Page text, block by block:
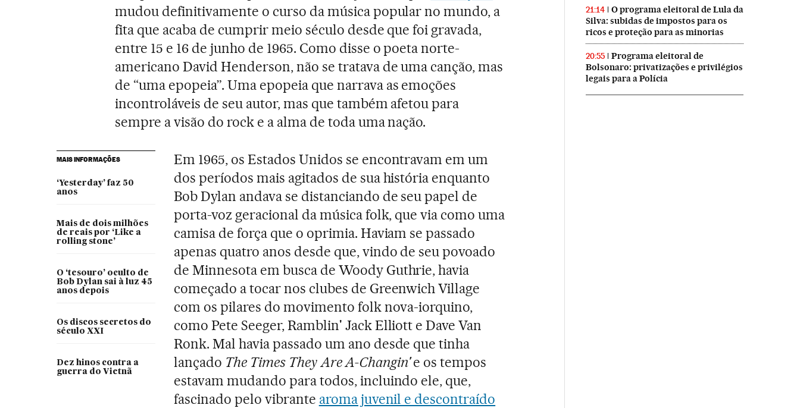
mudou definitivamente o curso da música popular no mundo, a
fita que acaba de cumprir meio século desde que foi gravada,
entre 15 e 16 de junho de 1965. Como disse o poeta norte-
americano David Henderson, não se tratava de uma canção, mas
de “uma epopeia”. Uma epopeia que narrava as emoções
incontroláveis de seu autor, mas que também afetou para
sempre a visão do rock e a alma de toda uma nação.
MAIS INFORMAÇÕES
‘Yesterday’ faz 50
anos
Mais de dois milhões
de reais por ‘Like a
rolling stone’
O ‘tesouro’ oculto de
Bob Dylan sai à luz 45
anos depois
Os discos secretos do
século XXI
Dez hinos contra a
guerra do Vietnã
Em 1965, os Estados Unidos se encontravam em um
dos períodos mais agitados de sua história enquanto
Bob Dylan andava se distanciando de seu papel de
porta-voz geracional da música folk, que via como uma
camisa de força que o oprimia. Haviam se passado
apenas quatro anos desde que, vindo de seu povoado
de Minnesota em busca de Woody Guthrie, havia
começado a tocar nos clubes de Greenwich Village
com os pilares do movimento folk nova-iorquino,
como Pete Seeger, Ramblin' Jack Elliott e Dave Van
Ronk. Mal havia passado um ano desde que tinha
lançado The Times They Are A-Changin'e os tempos
estavam mudando para todos, incluindo ele, que,
fascinado pelo vibrante aroma juvenil e descontraído
21:14
O programa eleitoral de Lula da
Silva: subidas de impostos para os
ricos e proteção para as minorias
20:55
Programa eleitoral de
Bolsonaro: privatizações e privilégios
legais para a Polícia